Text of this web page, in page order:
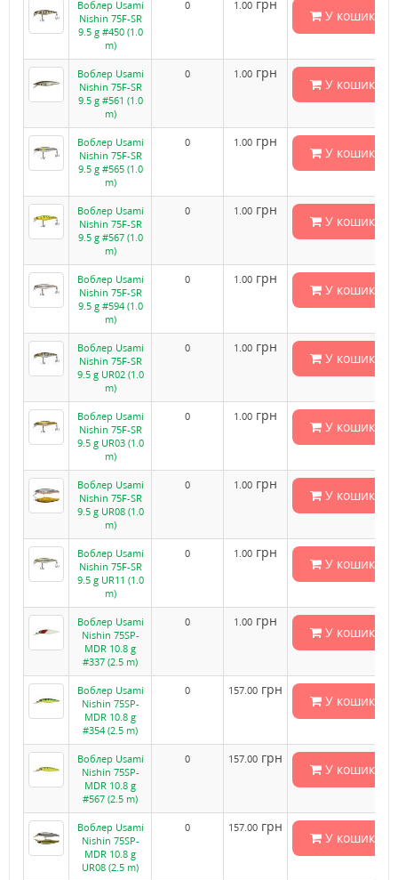
Воблер Usami
Nishin 75F-SR
9.5 g #450 (1.0
m)
0 1.00 грн
У кошик
Воблер Usami
Nishin 75F-SR
9.5 g #561 (1.0
m)
0 1.00 грн
У кошик
Воблер Usami
Nishin 75F-SR
9.5 g #565 (1.0
m)
0 1.00 грн
У кошик
Воблер Usami
Nishin 75F-SR
9.5 g #567 (1.0
m)
0 1.00 грн
У кошик
Воблер Usami
Nishin 75F-SR
9.5 g #594 (1.0
m)
0 1.00 грн
У кошик
Воблер Usami
Nishin 75F-SR
9.5 g UR02 (1.0
m)
0 1.00 грн
У кошик
Воблер Usami
Nishin 75F-SR
9.5 g UR03 (1.0
m)
0 1.00 грн
У кошик
Воблер Usami
Nishin 75F-SR
9.5 g UR08 (1.0
m)
0 1.00 грн
У кошик
Воблер Usami
Nishin 75F-SR
9.5 g UR11 (1.0
m)
0 1.00 грн
У кошик
Воблер Usami
Nishin 75SP-
MDR 10.8 g
#337 (2.5 m)
0 1.00 грн
У кошик
Воблер Usami
Nishin 75SP-
MDR 10.8 g
#354 (2.5 m)
0 157.00 грн
У кошик
Воблер Usami
Nishin 75SP-
MDR 10.8 g
#567 (2.5 m)
0 157.00 грн
У кошик
Воблер Usami
Nishin 75SP-
MDR 10.8 g
UR08 (2.5 m)
0 157.00 грн
У кошик